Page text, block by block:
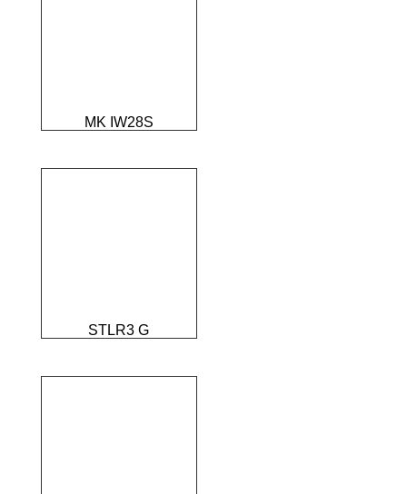
MK IW28S
STLR3 G